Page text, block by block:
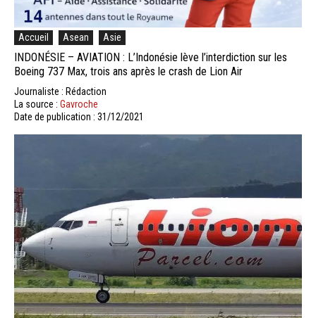
Accueil Asean Asie
INDONÉSIE – AVIATION : L’Indonésie lève l’interdiction sur les
Boeing 737 Max, trois ans après le crash de Lion Air
Journaliste : Rédaction
La source : Gavroche
Date de publication : 31/12/2021